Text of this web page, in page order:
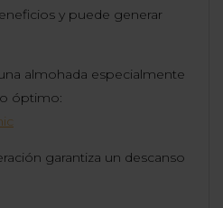
y puede generar
almohada especialmente
óptimo:
garantiza un descanso